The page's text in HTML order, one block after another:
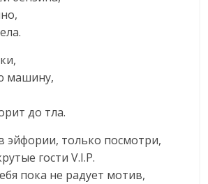
машину,
до тла.
эйфории, только посмотри,
гости V.I.P.
пока не радует мотив,